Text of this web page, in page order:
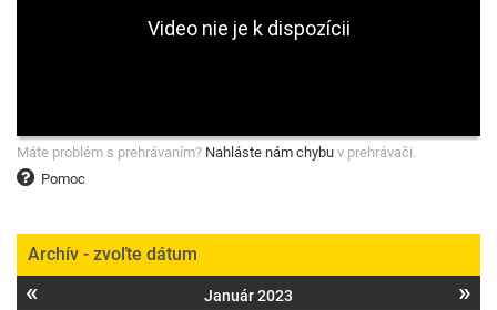
Pomoc
Máte problém s prehrávaním? Nahláste nám chybu v prehrávači.
Archív - zvoľte dátum
« Január 2023 »